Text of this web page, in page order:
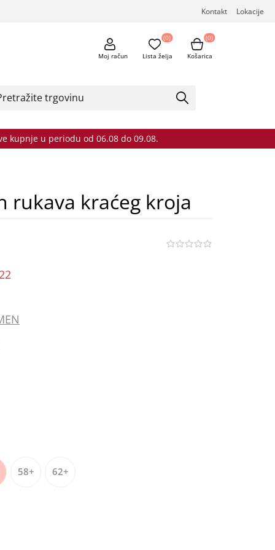
Kontakt Lokacije
Moj račun Lista želja
(0)
Košarica
(0)
kupnje u periodu od 06.08 do 09.08.
rukava kraćeg kroja
58+ 62+